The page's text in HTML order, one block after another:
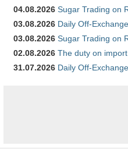
04.08.2026 Sugar Trading on
03.08.2026 Daily Off-
03.08.2026 Sugar Trading on
02.08.2026 The duty on
31.07.2026 Daily Off-